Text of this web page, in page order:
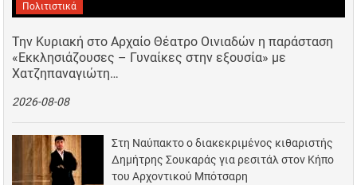
Πολιτιστικά
Την Κυριακή στο Αρχαίο Θέατρο Οινιαδών η παράσταση
«Εκκλησιάζουσες – Γυναίκες στην εξουσία» με
Χατζηπαναγιώτη…
2026-08-08
Στη Ναύπακτο ο διακεκριμένος κιθαριστής
Δημήτρης Σουκαράς για ρεσιτάλ στον Κήπο
του Αρχοντικού Μπότσαρη